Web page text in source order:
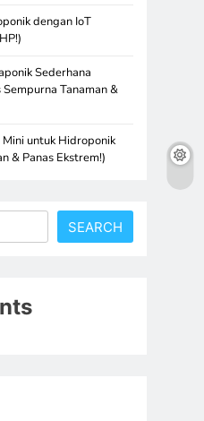
dengan IoT
Sederhana
Tanaman &
untuk Hidroponik
& Panas Ekstrem!)
SEARCH